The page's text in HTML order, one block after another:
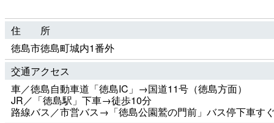
住 所
徳島市徳島町城内1番外
交通アクセス
車／徳島自動車道「徳島IC」→国道11号（徳島方面）
JR／「徳島駅」下車→徒歩10分
路線バス／市営バス→「徳島公園鷲の門前」バス停下車す